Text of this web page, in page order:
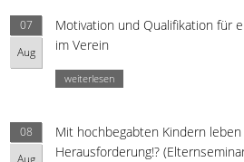
07
Aug
Motivation und Qualifikation für
im Verein
weiterlesen
08
Aug
Mit hochbegabten Kindern
Herausforderung!?